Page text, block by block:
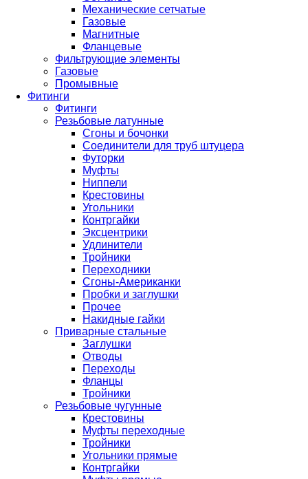
Механические сетчатые
Газовые
Магнитные
Фланцевые
Фильтрующие элементы
Газовые
Промывные
Фитинги
Фитинги
Резьбовые латунные
Сгоны и бочонки
Соединители для труб штуцера
Футорки
Муфты
Ниппели
Крестовины
Угольники
Контргайки
Эксцентрики
Удлинители
Тройники
Переходники
Сгоны-Американки
Пробки и заглушки
Прочее
Накидные гайки
Приварные стальные
Заглушки
Отводы
Переходы
Фланцы
Тройники
Резьбовые чугунные
Крестовины
Муфты переходные
Тройники
Угольники прямые
Контргайки